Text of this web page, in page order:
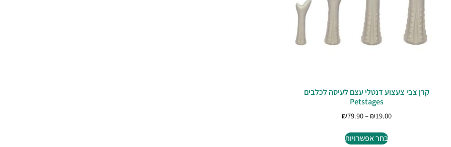
קרן צבי צעצוע דנטלי עצם לעיסה לכלבים
Petstages
₪19.00
–
₪79.90
בחר אפשרויות